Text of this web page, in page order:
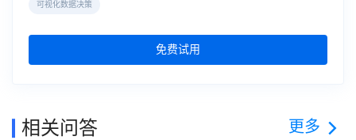
可视化数据决策
免费试用
相关问答 更多